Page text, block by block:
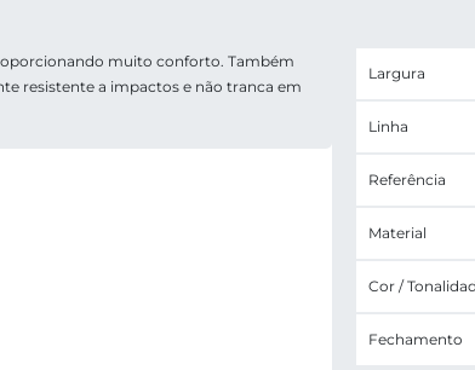
muito conforto. Também
resistente a impactos e não tranca em
Largura
Linha
Referência
Material
Cor /
Fechamento